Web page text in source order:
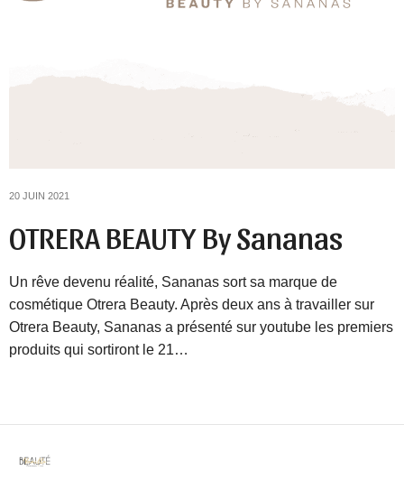
20 JUIN 2021
OTRERA BEAUTY By Sananas
Un rêve devenu réalité, Sananas sort sa marque de
cosmétique Otrera Beauty. Après deux ans à travailler sur
Otrera Beauty, Sananas a présenté sur youtube les premiers
produits qui sortiront le 21…